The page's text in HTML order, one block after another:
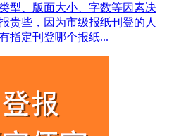
型、版面大小、字数等因素决
贵些，因为市级报纸刊登的人
指定刊登哪个报纸...